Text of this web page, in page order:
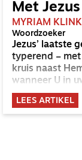
Met
MYRIAM
Woordzoeker
Jezus’ laatste
typerend –
kruis naast
wanneer U in
bijzonder
LEES ARTIKEL